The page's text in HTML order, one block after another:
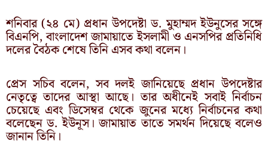
শনিবার (২৪ মে) প্রধান উপদেষ্টা ড. মুহাম্মদ ইউনুসের সঙ্গে
বিএনপি, বাংলাদেশ জামায়াতে ইসলামী ও এনসপির প্রতিনিধি
দলের বৈঠক শেষে তিনি এসব কথা বলেন।
প্রেস সচিব বলেন, সব দলই জানিয়েছে প্রধান উপদেষ্টার
নেতৃত্বে তাদের আস্থা আছে। তার অধীনেই সবাই নির্বাচন
চেয়েছে এবং ডিসেম্বর থেকে জুনের মধ্যে নির্বাচনের কথা
বলেছেন ড. ইউনূস। জামায়াত তাতে সমর্থন দিয়েছে বলেও
জানান তিনি।